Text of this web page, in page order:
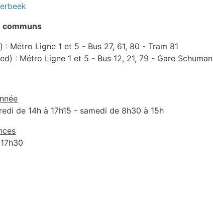
communs
Métro Ligne 1 et 5 - Bus 27, 61, 80 - Tram 81
: Métro Ligne 1 et 5 - Bus 12, 21, 79 - Gare Schuman
de 14h à 17h15 - samedi de 8h30 à 15h